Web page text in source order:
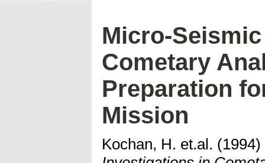
Micro-
Cometary
Preparation
Mission
Kochan, H. et.al. (1994)